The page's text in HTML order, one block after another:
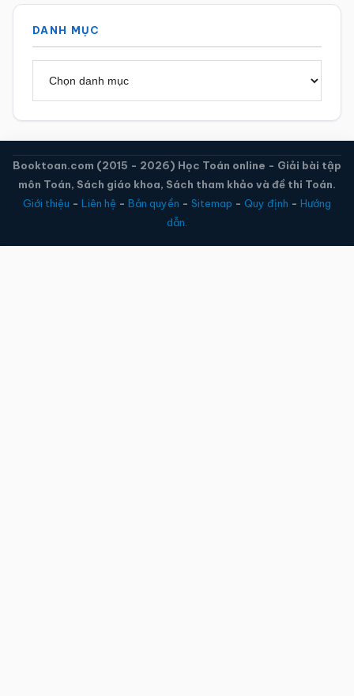
DANH MỤC
Booktoan.com (2015 - 2026) Học Toán online - Giải bài tập
môn Toán, Sách giáo khoa, Sách tham khảo và đề thi Toán.
Giới thiệu - Liên hệ - Bản quyền - Sitemap - Quy định - Hướng
dẫn.